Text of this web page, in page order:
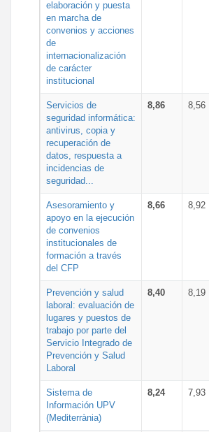
elaboración y puesta
en marcha de
convenios y acciones
de
internacionalización
de carácter
institucional
Servicios de
seguridad informática:
antivirus, copia y
recuperación de
datos, respuesta a
incidencias de
seguridad...
8,86 8,56
Asesoramiento y
apoyo en la ejecución
de convenios
institucionales de
formación a través
del CFP
8,66 8,92
Prevención y salud
laboral: evaluación de
lugares y puestos de
trabajo por parte del
Servicio Integrado de
Prevención y Salud
Laboral
8,40 8,19
Sistema de
Información UPV
(Mediterrània)
8,24 7,93